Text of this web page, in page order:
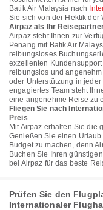
Batik Air Malaysia nach
Sie sich von der Hektik der
Airpaz als Ihr
Airpaz steht Ihnen zur
Penang mit Batik Air
reibungsloses
exzellenten
reibungslos und
oder Unterstützung in
engagiertes Team steht
eine angenehme Reise zu
Fliegen Sie nach
Preis
Mit Airpaz erhalten Sie die
Genießen Sie einen
Budget zu machen, denn
Buchen Sie Ihren günstigen
bei Airpaz für das beste
Prüfen Sie den
Internationaler